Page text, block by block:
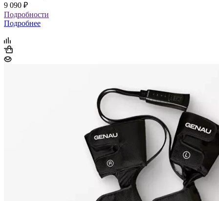
9 090 ₽
Подробности
Подробнее